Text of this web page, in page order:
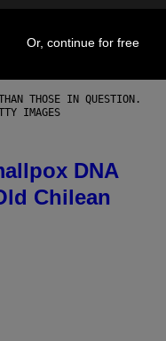
THOSE IN QUESTION.
IMAGES
DNA
Chilean
Or, continue for free